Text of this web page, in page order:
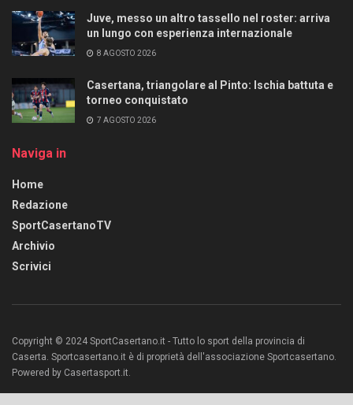
Juve, messo un altro tassello nel roster: arriva
un lungo con esperienza internazionale
8 AGOSTO 2026
Casertana, triangolare al Pinto: Ischia battuta e
torneo conquistato
7 AGOSTO 2026
Naviga in
Home
Redazione
SportCasertanoTV
Archivio
Scrivici
Copyright © 2024 SportCasertano.it - Tutto lo sport della provincia di
Caserta. Sportcasertano.it è di proprietà dell'associazione Sportcasertano.
Powered by Casertasport.it.